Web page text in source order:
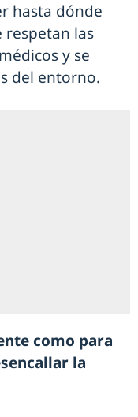
hasta dónde
respetan las
y se
del entorno.
como para
la